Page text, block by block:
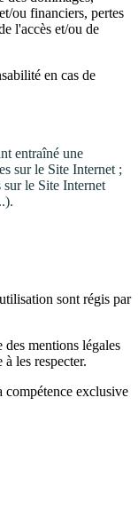
ou financiers, pertes
l'accès et/ou de
en cas de
entraîné une
sur le Site Internet ;
sur le Site Internet
sont régis par
mentions légales
les respecter.
compétence exclusive